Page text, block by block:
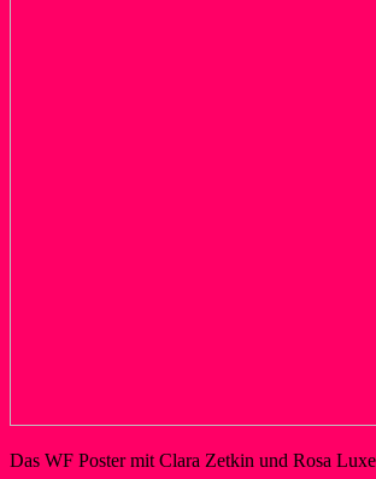
Das WF Poster mit Clara Zetkin und Rosa